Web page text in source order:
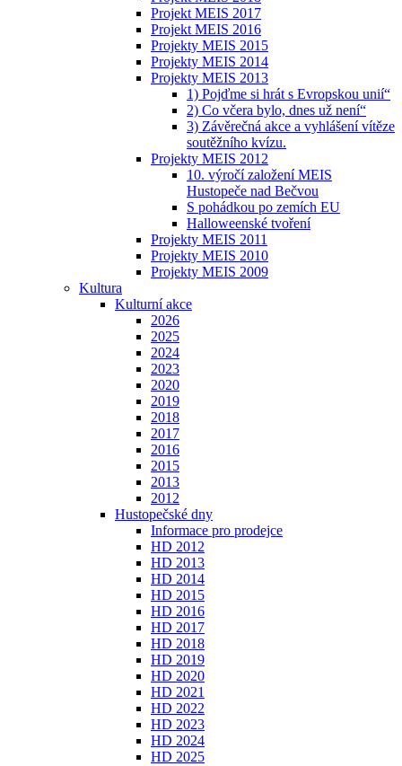
Projekt MEIS 2017
Projekt MEIS 2016
Projekty MEIS 2015
Projekty MEIS 2014
Projekty MEIS 2013
1) Pojďme si hrát s Evropskou unií“
2) Co včera bylo, dnes už není“
3) Závěrečná akce a vyhlášení vítěze
soutěžního kvízu.
Projekty MEIS 2012
10. výročí založení MEIS
Hustopeče nad Bečvou
S pohádkou po zemích EU
Halloweenské tvoření
Projekty MEIS 2011
Projekty MEIS 2010
Projekty MEIS 2009
Kultura
Kulturní akce
2026
2025
2024
2023
2020
2019
2018
2017
2016
2015
2013
2012
Hustopečské dny
Informace pro prodejce
HD 2012
HD 2013
HD 2014
HD 2015
HD 2016
HD 2017
HD 2018
HD 2019
HD 2020
HD 2021
HD 2022
HD 2023
HD 2024
HD 2025